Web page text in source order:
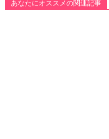
あなたにオススメの関連記事